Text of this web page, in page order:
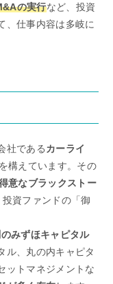
の実行など、投資
、仕事内容は多岐に
社であるカーライ
構えています。その
意なブラックストー
資ファンドの「御
みずほキャピタル
ル、丸の内キャピタ
ットマネジメントな